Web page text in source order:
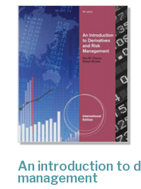
An introduction to
management